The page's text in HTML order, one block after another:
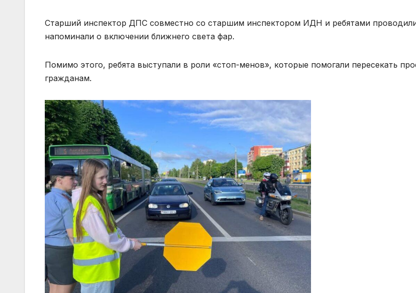
Старший инспектор ДПС совместно со старшим инспектором ИДН и ребятами
напоминали о включении ближнего света фар.
Помимо этого, ребята выступали в роли «стоп-менов», которые помогали пересекать
гражданам.